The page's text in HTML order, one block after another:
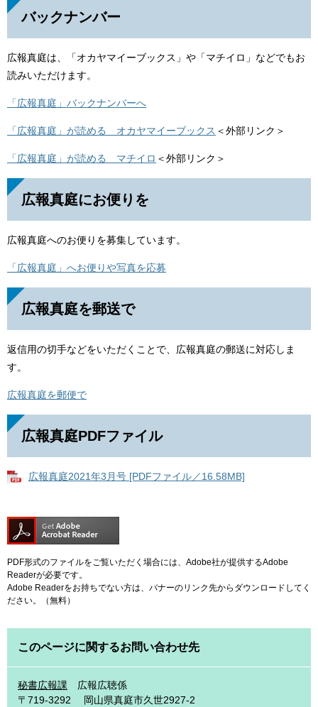
バックナンバー
広報真庭は、「オカヤマイーブックス」や「マチイロ」などでもお
読みいただけます。
「広報真庭」バックナンバーへ
「広報真庭」が読める オカヤマイーブックス ＜外部リンク＞
「広報真庭」が読める マチイロ ＜外部リンク＞
広報真庭にお便りを
広報真庭へのお便りを募集しています。
「広報真庭」へお便りや写真を応募
広報真庭を郵送で
返信用の切手などをいただくことで、広報真庭の郵送に対応しま
す。
広報真庭を郵便で
広報真庭PDFファイル
広報真庭2021年3月号 [PDFファイル／16.58MB]
PDF形式のファイルをご覧いただく場合には、Adobe社が提供するAdobe
Readerが必要です。
Adobe Readerをお持ちでない方は、バナーのリンク先からダウンロードしてく
ださい。（無料）
このページに関するお問い合わせ先
秘書広報課
広報広聴係
〒719-3292
岡山県真庭市久世2927-2